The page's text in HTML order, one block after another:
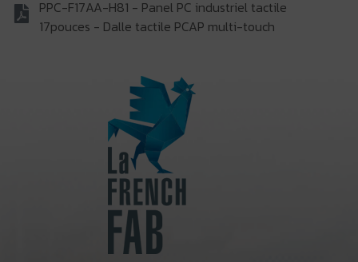
PPC-F17AA-H81 - Panel PC industriel tactile
17pouces - Dalle tactile PCAP multi-touch